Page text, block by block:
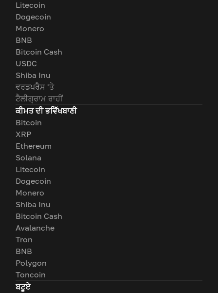
Litecoin
Dogecoin
Monero
BNB
Bitcoin Cash
USDC
Shiba Inu
ਵਰਡਪਰੈਸ 'ਤੇ
ਟੈਲੀਗ੍ਰਾਮ ਰਾਹੀਂ
ਕੀਮਤ ਦੀ ਭਵਿੱਖਬਾਣੀ
Bitcoin
XRP
Ethereum
Solana
Litecoin
Dogecoin
Monero
Shiba Inu
Bitcoin Cash
Avalanche
Tron
BNB
Polygon
Toncoin
ਬਟੂਏ